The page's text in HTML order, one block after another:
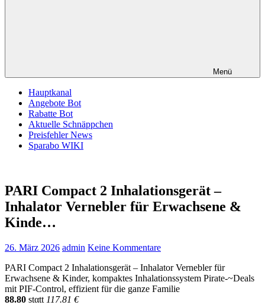
Menü
Hauptkanal
Angebote Bot
Rabatte Bot
Aktuelle Schnäppchen
Preisfehler News
Sparabo WIKI
PARI Compact 2 Inhalationsgerät –
Inhalator Vernebler für Erwachsene &
Kinde…
26. März 2026 admin Keine Kommentare
PARI Compact 2 Inhalationsgerät – Inhalator Vernebler für
Erwachsene & Kinder, kompaktes Inhalationssystem Pirate-~Deals
mit PIF-Control, effizient für die ganze Familie
88.80 stαtt 117.81 €